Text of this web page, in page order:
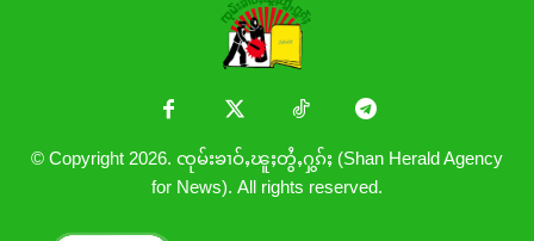
© Copyright 2026. ၸုမ်းၶၢဝ်ႇၽူႈတွႆႇႁွၵ်ႈ (Shan Herald Agency
for News). All rights reserved.